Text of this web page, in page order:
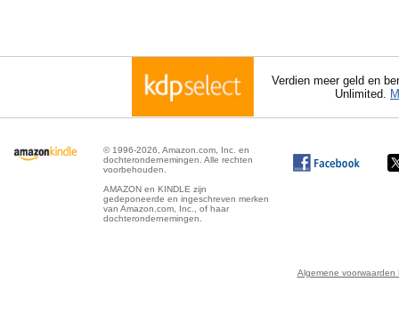
Verdien meer geld en
Unlimited.
© 1996-2026, Amazon.com, Inc. en
dochterondernemingen. Alle rechten
voorbehouden.
AMAZON en KINDLE zijn
gedeponeerde en ingeschreven merken
van Amazon.com, Inc., of haar
dochterondernemingen.
Algemene voorwaarden